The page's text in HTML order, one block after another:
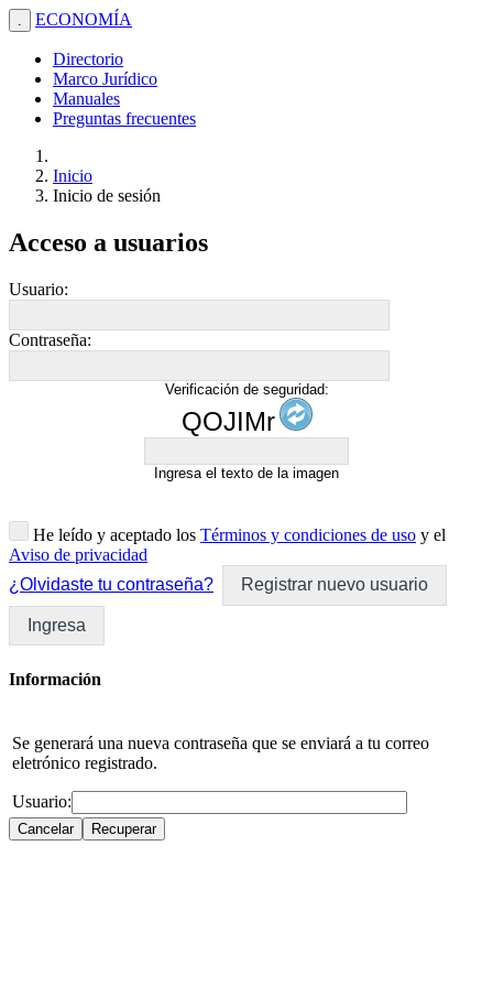
. ECONOMÍA
Directorio
Marco Jurídico
Manuales
Preguntas frecuentes
Inicio
Inicio de sesión
Acceso a usuarios
Usuario:
Contraseña:
Verificación de seguridad:
QOJIMr
Ingresa el texto de la imagen
He leído y aceptado los Términos y condiciones de uso y el
Aviso de privacidad
¿Olvidaste tu contraseña?
Registrar nuevo usuario
Ingresa
Información
Se generará una nueva contraseña que se enviará a tu correo
eletrónico registrado.
Usuario: